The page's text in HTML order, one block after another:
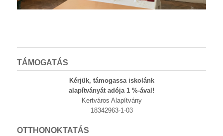
TÁMOGATÁS
Kérjük, támogassa iskolánk
alapítványát adója 1 %-ával!
Kertváros Alapítvány
18342963-1-03
OTTHONOKTATÁS